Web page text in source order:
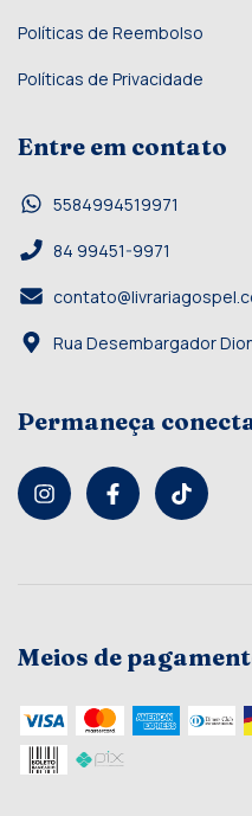
Políticas de Reembolso
Políticas de Privacidade
Entre em contato
5584994519971
84 99451-9971
Rua Desembargador
Permaneça
Meios de